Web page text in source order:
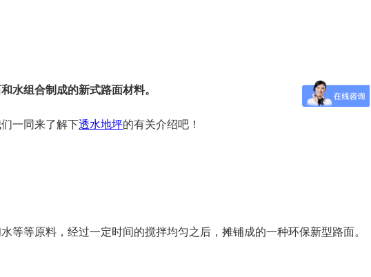
水组合制成的新式路面材料。
一同来了解下透水地坪的有关介绍吧！
等原料，经过一定时间的搅拌均匀之后，摊铺成的一种环保新型路面。